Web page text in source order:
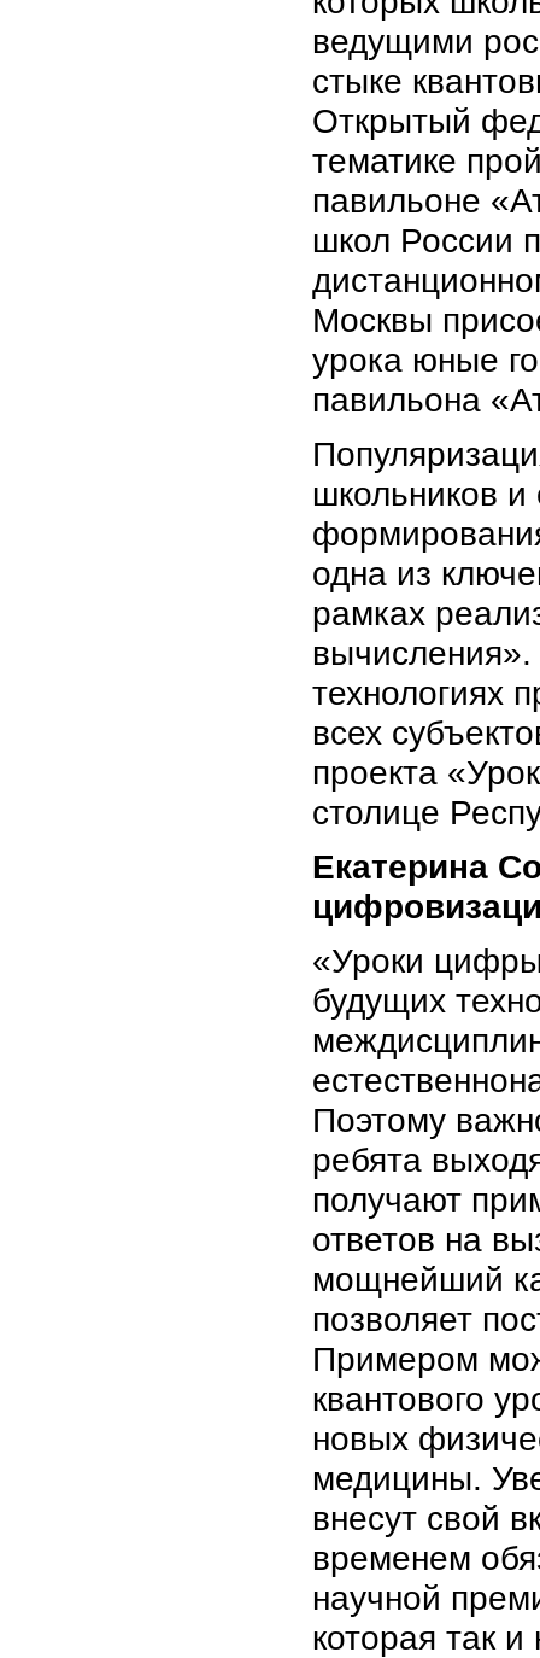
ведущими
стыке
Открытый
тематике
павильоне
школ России
Москвы
урока юные
павильона «
школьников
одна из
рамках
вычисления».
технологиях
всех
проекта
столице
Екатерина
«Уроки
будущих
Поэтому
ребята
получают
ответов на
мощнейший
позволяет
Примером
квантового
новых
медицины.
внесут свой
временем
научной
которая так